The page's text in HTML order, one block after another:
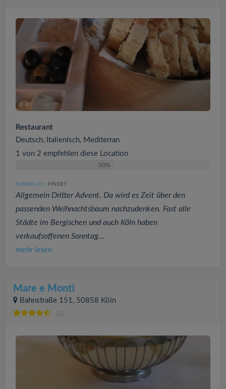
Restaurant
Deutsch, Italienisch, Mediterran
1 von 2 empfehlen diese Location
50%
KGSBUS (691 ) FINDET:
Allgemein Dritter Advent. Da wird es Zeit über den
passenden Weihnachtsbaum nachzudenken. Fast alle
Städte im Bergischen und auch Köln haben
verkaufsoffenen Sonntag...
mehr lesen
Mare e Monti
Bahnstraße 151, 50858 Köln
(2)